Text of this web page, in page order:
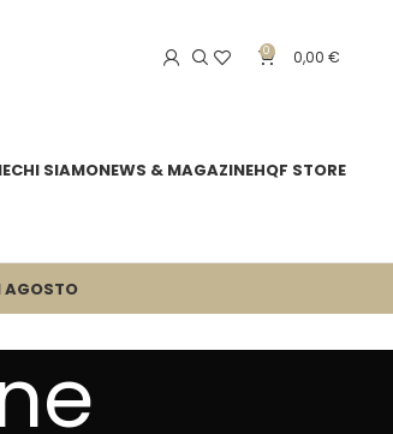
0 0,00€
CHI SIAMONEWS & MAGAZINEHQF STORE
AGOSTO